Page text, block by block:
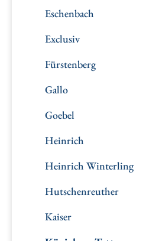
Eschenbach
Exclusiv
Fürstenberg
Gallo
Goebel
Heinrich
Heinrich Winterling
Hutschenreuther
Kaiser